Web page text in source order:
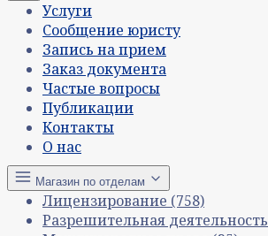
Услуги
Сообщение юристу
Запись на прием
Заказ документа
Частые вопросы
Публикации
Контакты
О нас
Магазин по отделам
Лицензирование (758)
Разрешительная деятельность